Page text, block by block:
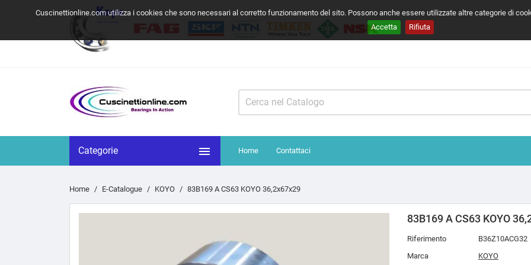
Cuscinettionline.com utilizza i cookies che sono necessari al corretto funzionamento del sito. Possono anche essere utilizzate altre categorie di
Accetta
Rifiuta
Categorie  Home Contattaci
Home E-Catalogue KOYO 83B169 A CS63 KOYO 36,2x67x29
83B169 A CS63 KOYO
Riferimento
B36Z10ACG32
Marca
KOYO